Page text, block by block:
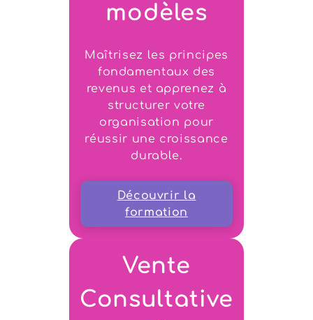
modèles
Maîtrisez les principes
fondamentaux des
revenus et apprenez à
structurer votre
organisation pour
réussir une croissance
durable.
Découvrir la
formation
Vente
Consultative